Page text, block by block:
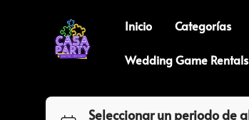
Inicio Categorías
Wedding Game Rentals